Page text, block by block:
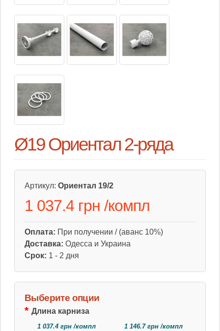
Ø19 Ориентал 2-ряда
Артикул: Ориентал 19/2
1 037.4 грн /компл
Оплата: При получении / (аванс 10%)
Доставка: Одесса и Украина
Срок: 1 - 2 дня
Выберите опции
Длина карниза
1 037.4 грн /компл 1 146.7 грн /компл